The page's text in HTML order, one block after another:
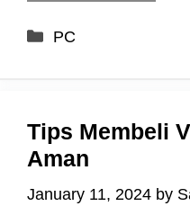
Categories
PC
Tips Membeli
Aman
January 11, 2024 by